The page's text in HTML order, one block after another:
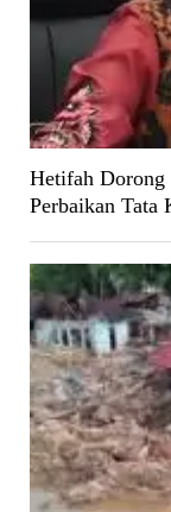
Hetifah Dorong
Perbaikan Tata